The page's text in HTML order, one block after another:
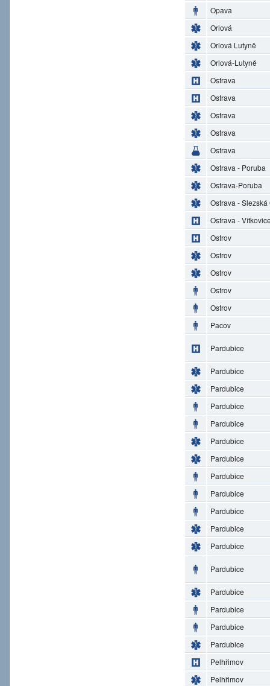
Opava
Orlová
Orlová Lutyně
Orlová-Lutyně
Ostrava
Ostrava
Ostrava
Ostrava
Ostrava
Ostrava - Poruba
Ostrava-Poruba
Ostrava - Slezská
Ostrava -
Ostrov
Ostrov
Ostrov
Ostrov
Ostrov
Pacov
Pardubice
Pardubice
Pardubice
Pardubice
Pardubice
Pardubice
Pardubice
Pardubice
Pardubice
Pardubice
Pardubice
Pardubice
Pardubice
Pardubice
Pardubice
Pardubice
Pardubice
Pelhřimov
Pelhřimov